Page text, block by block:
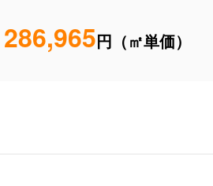
286,965円（㎡単価）